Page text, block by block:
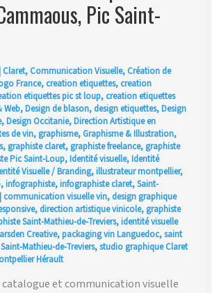
Pic Saint-
Claret, Communication Visuelle, Création de
France, creation etiquettes, creation
etiquettes pic st loup, creation etiquettes
Web,Design de blason, design etiquettes,Design
,Design Occitanie,Direction Artistique en
de vin, graphisme, Graphisme & Illustration,
, graphiste claret, graphiste freelance, graphiste
Pic Saint-Loup,Identité visuelle,Identité
Visuelle / Branding,illustrateur montpellier,
,infographiste,infographiste claret,Saint-
communication visuelle vin, design graphique
, direction artistique vinicole, graphiste
Saint-Mathieu-de-Treviers,identité visuelle
Creative,packaging vin Languedoc,saint
Saint-Mathieu-de-Treviers,studio graphique Claret
Hérault
catalogue et communication visuelle